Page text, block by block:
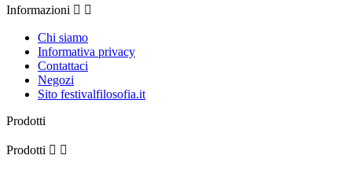
Informazioni  
Chi siamo
Informativa privacy
Contattaci
Negozi
Sito festivalfilosofia.it
Prodotti
Prodotti  